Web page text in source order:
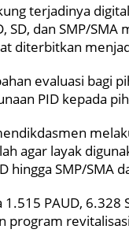
terjadinya
dan SMP/
diterbitkan
evaluasi bagi
PID kepada
agar layak
hingga SMP/SMA
PAUD, 6.328
program